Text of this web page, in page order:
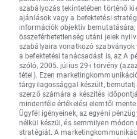
szabályozás tekintetében történő
ajánlások vagy a befektetési
információk objektív
összeférhetetlenség utáni jelek
szabályaira vonatkozó szabványok
a befektetési tanácsadást is, az A
szóló, 2005. július 29-i törvény
tétel). Ezen
tárgyilagossággal készült,
szerző számára a készítés
mindenféle értékelési elemtől
Ügyfél igényeinek, az egyéni
nélkül készül, és semmilyen
stratégiát. A